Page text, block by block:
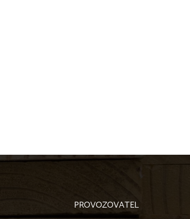
PROVOZOVATEL